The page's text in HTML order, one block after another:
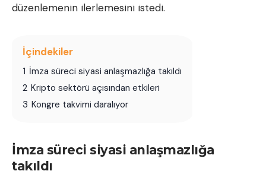
düzenlemenin ilerlemesini istedi.
İçindekiler
1 İmza süreci siyasi anlaşmazlığa takıldı
2 Kripto sektörü açısından etkileri
3 Kongre takvimi daralıyor
İmza süreci siyasi anlaşmazlığa
takıldı